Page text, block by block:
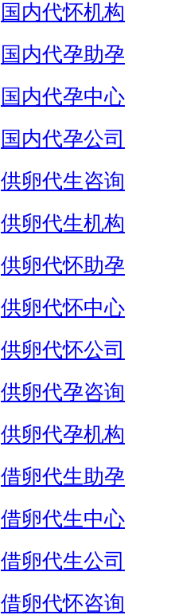
国内代怀机构
国内代孕助孕
国内代孕中心
国内代孕公司
供卵代生咨询
供卵代生机构
供卵代怀助孕
供卵代怀中心
供卵代怀公司
供卵代孕咨询
供卵代孕机构
借卵代生助孕
借卵代生中心
借卵代生公司
借卵代怀咨询